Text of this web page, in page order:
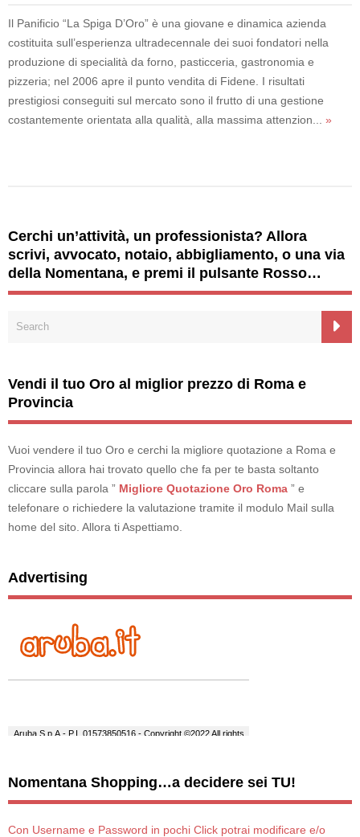
Il Panificio “La Spiga D’Oro” è una giovane e dinamica azienda
costituita sull’esperienza ultradecennale dei suoi fondatori nella
produzione di specialità da forno, pasticceria, gastronomia e
pizzeria; nel 2006 apre il punto vendita di Fidene. I risultati
prestigiosi conseguiti sul mercato sono il frutto di una gestione
costantemente orientata alla qualità, alla massima attenzion... »
Cerchi un’attività, un professionista? Allora
scrivi, avvocato, notaio, abbigliamento, o una via
della Nomentana, e premi il pulsante Rosso…
Vendi il tuo Oro al miglior prezzo di Roma e
Provincia
Vuoi vendere il tuo Oro e cerchi la migliore quotazione a Roma e
Provincia allora hai trovato quello che fa per te basta soltanto
cliccare sulla parola ” Migliore Quotazione Oro Roma ” e
telefonare o richiedere la valutazione tramite il modulo Mail sulla
home del sito. Allora ti Aspettiamo.
Advertising
Nomentana Shopping…a decidere sei TU!
Con Username e Password in pochi Click potrai modificare e/o